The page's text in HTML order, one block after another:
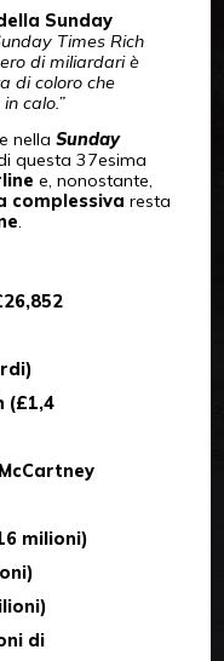
Sunday
Times Rich
di miliardari è
di coloro che
calo.”
nella Sunday
questa 37esima
e, nonostante,
complessiva resta
.
(£1,4
milioni)
di